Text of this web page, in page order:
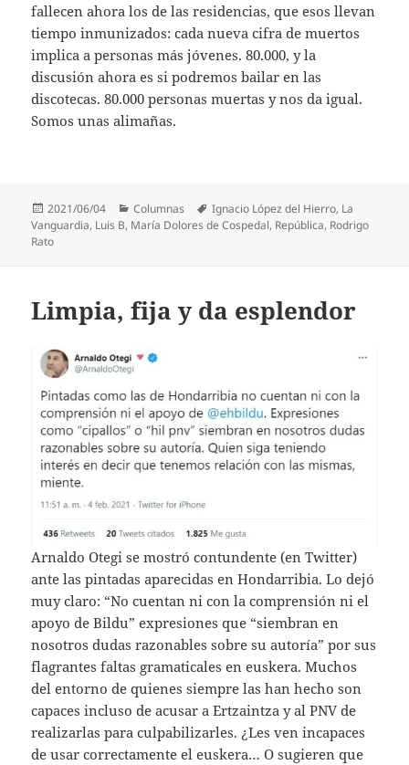
fallecen ahora los de las residencias, que esos llevan
tiempo inmunizados: cada nueva cifra de muertos
implica a personas más jóvenes. 80.000, y la
discusión ahora es si podremos bailar en las
discotecas. 80.000 personas muertas y nos da igual.
Somos unas alimañas.
Publicado
el
2021/06/04 Categorías
Columnas Etiquetas
Ignacio López del Hierro, La
Vanguardia, Luis B, María Dolores de Cospedal, República, Rodrigo
Rato
Limpia, fija y da esplendor
Arnaldo Otegi se mostró contundente (en Twitter)
ante las pintadas aparecidas en Hondarribia. Lo dejó
muy claro: “No cuentan ni con la comprensión ni el
apoyo de Bildu” expresiones que “siembran en
nosotros dudas razonables sobre su autoría” por sus
flagrantes faltas gramaticales en euskera. Muchos
del entorno de quienes siempre las han hecho son
capaces incluso de acusar a Ertzaintza y al PNV de
realizarlas para culpabilizarles. ¿Les ven incapaces
de usar correctamente el euskera… O sugieren que